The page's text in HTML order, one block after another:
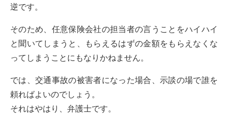
逆です。
そのため、任意保険会社の担当者の言うことをハイハイ
と聞いてしまうと、もらえるはずの金額をもらえなくな
ってしまうことにもなりかねません。
では、交通事故の被害者になった場合、示談の場で誰を
頼ればよいのでしょう。
それはやはり、弁護士です。